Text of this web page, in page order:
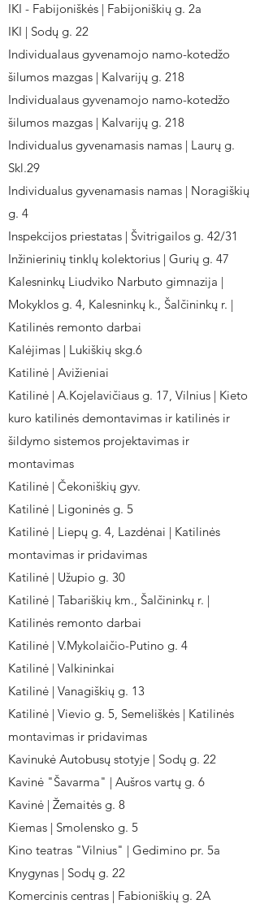
IKI - Fabijoniškės | Fabijoniškių g. 2a
IKI | Sodų g. 22
Individualaus gyvenamojo namo-kotedžo
šilumos mazgas | Kalvarijų g. 218
Individualaus gyvenamojo namo-kotedžo
šilumos mazgas | Kalvarijų g. 218
Individualus gyvenamasis namas | Laurų g.
Skl.29
Individualus gyvenamasis namas | Noragiškių
g. 4
Inspekcijos priestatas | Švitrigailos g. 42/31
Inžinierinių tinklų kolektorius | Gurių g. 47
Kalesninkų Liudviko Narbuto gimnazija |
Mokyklos g. 4, Kalesninkų k., Šalčininkų r. |
Katilinės remonto darbai
Kalėjimas | Lukiškių skg.6
Katilinė | Avižieniai
Katilinė | A.Kojelavičiaus g. 17, Vilnius | Kieto
kuro katilinės demontavimas ir katilinės ir
šildymo sistemos projektavimas ir
montavimas
Katilinė | Čekoniškių gyv.
Katilinė | Ligoninės g. 5
Katilinė | Liepų g. 4, Lazdėnai | Katilinės
montavimas ir pridavimas
Katilinė | Užupio g. 30
Katilinė | Tabariškių km., Šalčininkų r. |
Katilinės remonto darbai
Katilinė | V.Mykolaičio-Putino g. 4
Katilinė | Valkininkai
Katilinė | Vanagiškių g. 13
Katilinė | Vievio g. 5, Semeliškės | Katilinės
montavimas ir pridavimas
Kavinukė Autobusų stotyje | Sodų g. 22
Kavinė "Šavarma" | Aušros vartų g. 6
Kavinė | Žemaitės g. 8
Kiemas | Smolensko g. 5
Kino teatras "Vilnius" | Gedimino pr. 5a
Knygynas | Sodų g. 22
Komercinis centras | Fabioniškių g. 2A